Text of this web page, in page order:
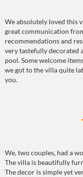
We absolutely loved this
great communication
recommendations and
very tastefully decorated
pool. Some welcome
we got to the villa quite
you.
We, two couples, had a
The villa is beautifully
The decor is simple yet